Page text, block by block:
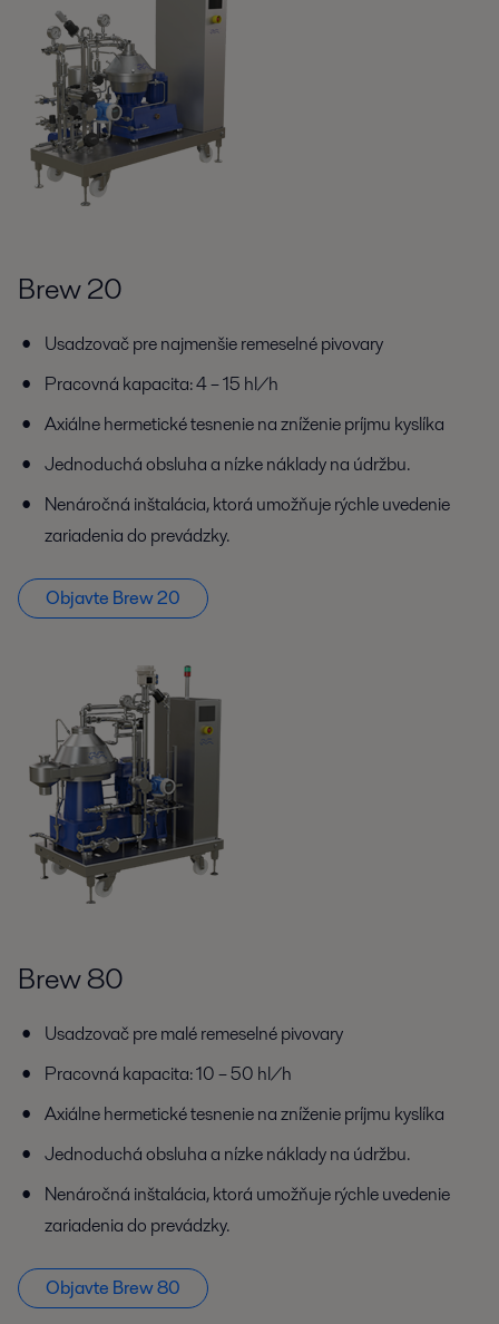
Brew 20
Usadzovač pre najmenšie remeselné pivovary
Pracovná kapacita: 4 – 15 hl/h
Axiálne hermetické tesnenie na zníženie príjmu kyslíka
Jednoduchá obsluha a nízke náklady na údržbu.
Nenáročná inštalácia, ktorá umožňuje rýchle uvedenie
zariadenia do prevádzky.
Objavte Brew 20
Brew 80
Usadzovač pre malé remeselné pivovary
Pracovná kapacita: 10 – 50 hl/h
Axiálne hermetické tesnenie na zníženie príjmu kyslíka
Jednoduchá obsluha a nízke náklady na údržbu.
Nenáročná inštalácia, ktorá umožňuje rýchle uvedenie
zariadenia do prevádzky.
Objavte Brew 80